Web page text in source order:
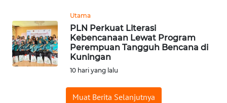
Utama
PLN Perkuat Literasi
Kebencanaan Lewat Program
Perempuan Tangguh Bencana di
Kuningan
10 hari yang lalu
Muat Berita Selanjutnya
WN
KUNINGAN
WN